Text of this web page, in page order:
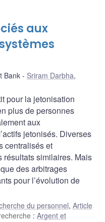
aux
Bank Sriram Darbha,
pour la jetonisation
plus de personnes
aux
jetonisés. Diverses
centralisés et
résultats similaires. Mais
des arbitrages
pour l’évolution de
du personnel, Article
:Argent et